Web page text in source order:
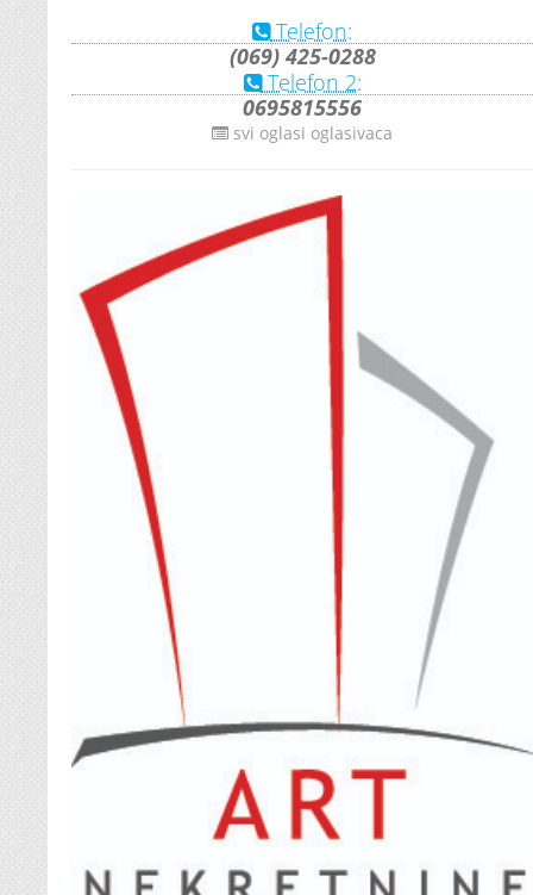
Telefon:
(069) 425-0288
Telefon 2:
0695815556
svi oglasi oglasivaca